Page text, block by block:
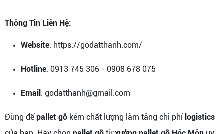
Thông Tin Liên Hệ:
Website: https://godatthanh.com/
Hotline: 0913 745 306 - 0908 678 075
Email : godatthanh@gmail.com
Đừng đểpallet gỗ kém chất lượng làm tăng chi phí logistics